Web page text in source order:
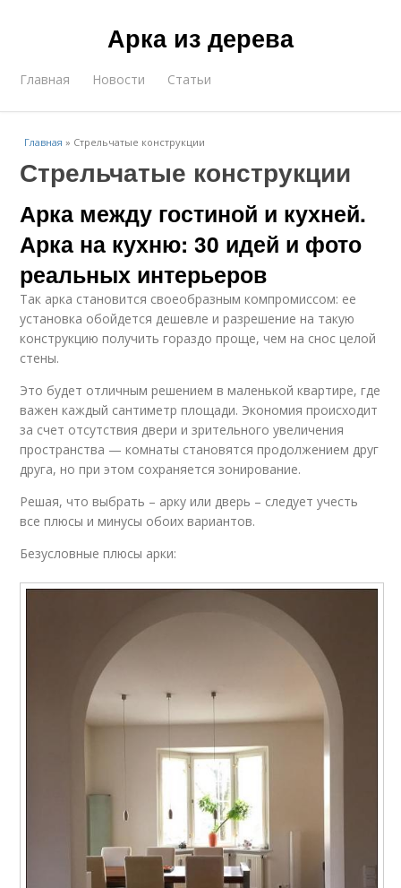
Арка из дерева
Главная Новости Статьи
Главная » Стрельчатые конструкции
Стрельчатые конструкции
Арка между гостиной и кухней.
Арка на кухню: 30 идей и фото
реальных интерьеров
Так арка становится своеобразным компромиссом: ее
установка обойдется дешевле и разрешение на такую
конструкцию получить гораздо проще, чем на снос целой
стены.
Это будет отличным решением в маленькой квартире, где
важен каждый сантиметр площади. Экономия происходит
за счет отсутствия двери и зрительного увеличения
пространства — комнаты становятся продолжением друг
друга, но при этом сохраняется зонирование.
Решая, что выбрать – арку или дверь – следует учесть
все плюсы и минусы обоих вариантов.
Безусловные плюсы арки: